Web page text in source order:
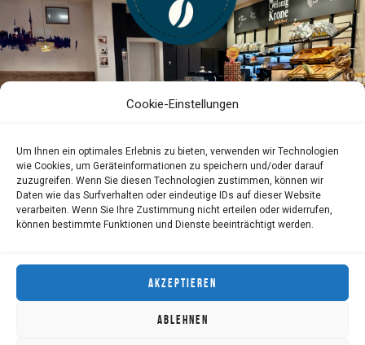
Cookie-Einstellungen
Um Ihnen ein optimales Erlebnis zu bieten, verwenden wir Technologien
wie Cookies, um Geräteinformationen zu speichern und/oder darauf
zuzugreifen. Wenn Sie diesen Technologien zustimmen, können wir
Daten wie das Surfverhalten oder eindeutige IDs auf dieser Website
verarbeiten. Wenn Sie Ihre Zustimmung nicht erteilen oder widerrufen,
können bestimmte Funktionen und Dienste beeinträchtigt werden.
AKZEPTIEREN
ABLEHNEN
DATENSCHUTZERKLÄRUNG